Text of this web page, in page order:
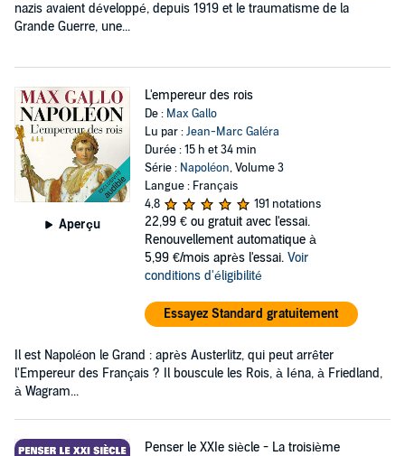
nazis avaient développé, depuis 1919 et le traumatisme de la
Grande Guerre, une...
Aperçu
L'empereur des rois
De : Max Gallo
Lu par :Jean-Marc Galéra
Durée : 15 h et 34 min
Série : Napoléon, Volume 3
Langue : Français
4,8
191 notations
22,99 € ou gratuit avec l'essai.
Renouvellement automatique à
5,99 €/mois après l'essai. Voir
conditions d'éligibilité
Essayez Standard gratuitement
Il est Napoléon le Grand : après Austerlitz, qui peut arrêter
l'Empereur des Français ? Il bouscule les Rois, à Iéna, à Friedland,
à Wagram...
Penser le XXIe siècle - La troisième